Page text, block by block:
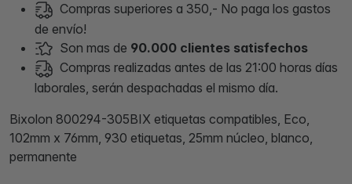
Compras superiores a 350,- No paga los gastos
de envío!
Son mas de 90.000 clientes satisfechos
Compras realizadas antes de las 21:00 horas días
laborales, serán despachadas el mismo día.
Bixolon 800294-305BIX etiquetas compatibles, Eco,
102mm x 76mm, 930 etiquetas, 25mm núcleo, blanco,
permanente